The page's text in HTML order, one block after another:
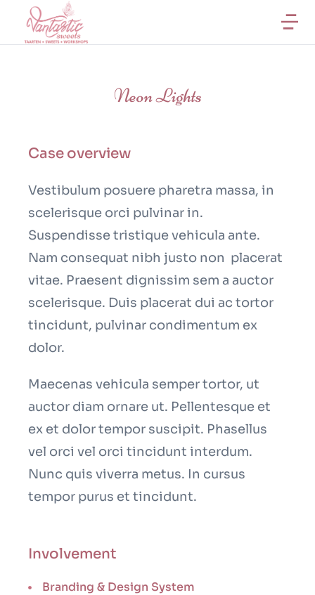
Neon Lights
Case overview
Vestibulum posuere pharetra massa, in
scelerisque orci pulvinar in.
Suspendisse tristique vehicula ante.
Nam consequat nibh justo non placerat
vitae. Praesent dignissim sem a auctor
scelerisque. Duis placerat dui ac tortor
tincidunt, pulvinar condimentum ex
dolor.
Maecenas vehicula semper tortor, ut
auctor diam ornare ut. Pellentesque et
ex et dolor tempor suscipit. Phasellus
vel orci vel orci tincidunt interdum.
Nunc quis viverra metus. In cursus
tempor purus et tincidunt.
Involvement
Branding & Design System